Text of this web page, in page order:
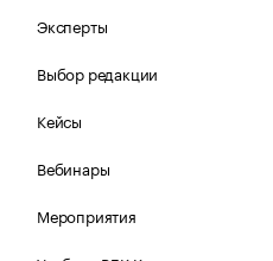
Эксперты
Выбор редакции
Кейсы
Вебинары
Мероприятия